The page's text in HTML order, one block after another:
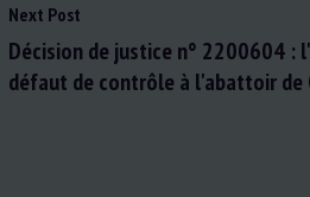
Next Post
Décision de justice n° 2200604 :
défaut de contrôle à l'abattoir de